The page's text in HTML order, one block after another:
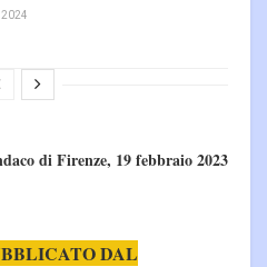
di Firenze, 19 febbraio 2023
DAL